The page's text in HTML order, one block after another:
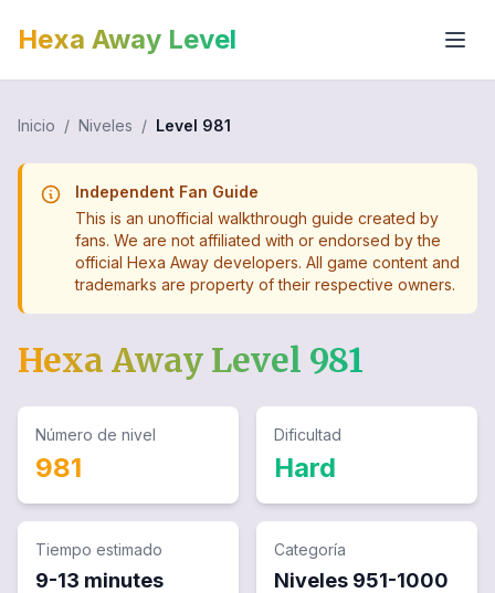
Hexa Away Level
Inicio / Niveles / Level 981
Independent Fan Guide
This is an unofficial walkthrough guide created by
fans. We are not affiliated with or endorsed by the
official Hexa Away developers. All game content and
trademarks are property of their respective owners.
Hexa Away Level 981
Número de nivel
981
Dificultad
Hard
Tiempo estimado
9-13 minutes
Categoría
Niveles 951-1000